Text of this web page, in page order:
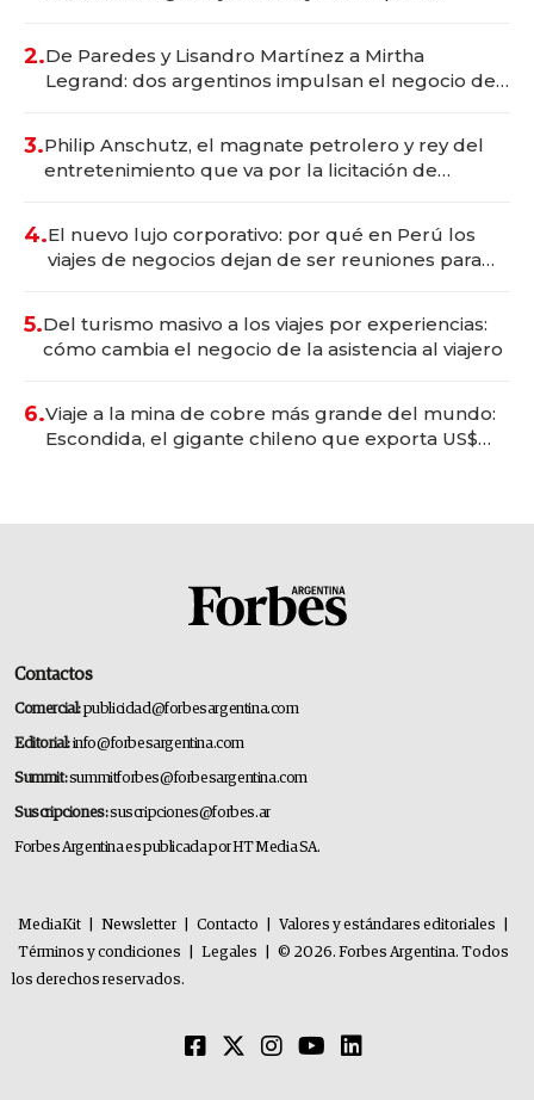
2.De Paredes y Lisandro Martínez a Mirtha
Legrand: dos argentinos impulsan el negocio del
3.Philip Anschutz, el magnate petrolero y rey del
entretenimiento que va por la licitación de
4.El nuevo lujo corporativo: por qué en Perú los
viajes de negocios dejan de ser reuniones para
5.Del turismo masivo a los viajes por experiencias:
cómo cambia el negocio de la asistencia al viajero
6.Viaje a la mina de cobre más grande del mundo:
Escondida, el gigante chileno que exporta US$
Contactos
Comercial:publicidad@forbesargentina.com
Editorial:info@forbesargentina.com
Summit:summitforbes@forbesargentina.com
Suscripciones:suscripciones@forbes.ar
Forbes Argentina es publicada por HT Media SA.
MediaKit Newsletter Contacto Valores y estándares editoriales
Términos y condiciones
Legales
© 2026. Forbes Argentina. Todos
los derechos reservados.